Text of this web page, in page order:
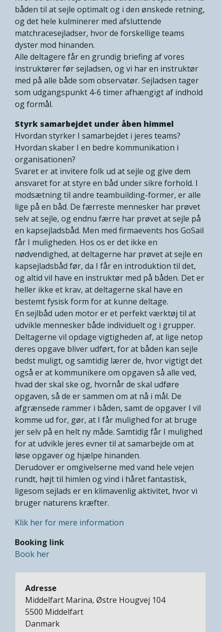
båden til at sejle optimalt og i den ønskede retning,
og det hele kulminerer med afsluttende
matchracesejladser, hvor de forskellige teams
dyster mod hinanden.
Alle deltagere får en grundig briefing af vores
instruktører før sejladsen, og vi har en instruktør
med på alle både som observatør. Sejladsen tager
som udgangspunkt 4-6 timer afhængigt af indhold
og formål.
Styrk samarbejdet under åben himmel
Hvordan styrker I samarbejdet i jeres teams?
Hvordan skaber I en bedre kommunikation i
organisationen?
Svaret er at invitere folk ud at sejle og give dem
ansvaret for at styre en båd under sikre forhold. I
modsætning til andre teambuilding-former, er alle
lige på en båd. De færreste mennesker har prøvet
selv at sejle, og endnu færre har prøvet at sejle på
en kapsejladsbåd. Men med firmaevents hos GoSail
får I muligheden. Hos os er det ikke en
nødvendighed, at deltagerne har prøvet at sejle en
kapsejladsbåd før, da I får en introduktion til det,
og altid vil have en instruktør med på båden. Det er
heller ikke et krav, at deltagerne skal have en
bestemt fysisk form for at kunne deltage.
En sejlbåd uden motor er et perfekt værktøj til at
udvikle mennesker både individuelt og i grupper.
Deltagerne vil opdage vigtigheden af, at lige netop
deres opgave bliver udført, for at båden kan sejle
bedst muligt, og samtidig lærer de, hvor vigtigt det
også er at kommunikere om opgaven så alle ved,
hvad der skal ske og, hvornår de skal udføre
opgaven, så de er sammen om at nå i mål. De
afgrænsede rammer i båden, samt de opgaver I vil
komme ud for, gør, at I får mulighed for at bruge
jer selv på en helt ny måde. Samtidig får I mulighed
for at udvikle jeres evner til at samarbejde om at
løse opgaver og hjælpe hinanden.
Derudover er omgivelserne med vand hele vejen
rundt, højt til himlen og vind i håret fantastisk,
ligesom sejlads er en klimavenlig aktivitet, hvor vi
bruger naturens kræfter.
Klik her for mere information
Booking link
Book her
Adresse
Middelfart Marina, Østre Hougvej 104
5500 Middelfart
Danmark